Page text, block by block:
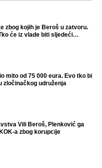
zbog kojih je Beroš u zatvoru.
će iz vlade biti sljedeći
mito od 75 000 eura. Evo tko bi
zločinačkog udruženja
Vili Beroš, Plenković ga
a zbog korupcije